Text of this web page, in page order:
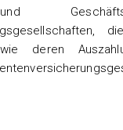
deren